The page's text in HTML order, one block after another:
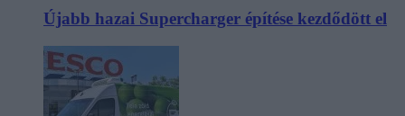
Újabb hazai Supercharger építése kezdődött el